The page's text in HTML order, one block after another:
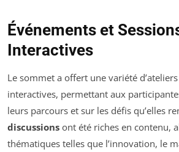
Événements et
Interactives
Le sommet a offert une variété
interactives, permettant aux
leurs parcours et sur les défis qu’elles
discussions ont été riches en contenu,
thématiques telles que l’innovation, le